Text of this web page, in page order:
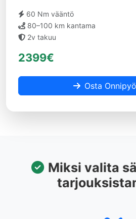
60 Nm vääntö
80–100 km kantama
2v takuu
2399€
Osta
Miksi valita